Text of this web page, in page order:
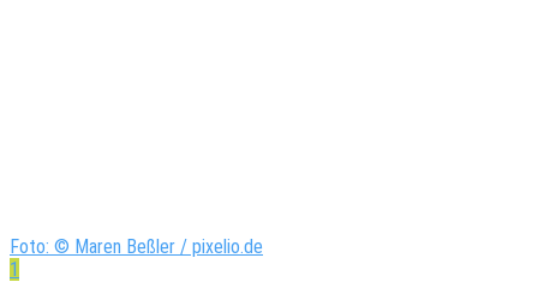
Foto: © Maren Beßler / pixelio.de
1